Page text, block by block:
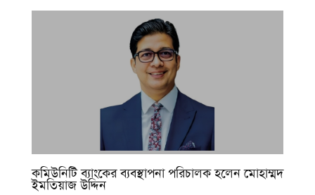
কমিউনিটি ব্যাংকের ব্যবস্থাপনা পরিচালক হলেন মোহাম্মদ
ইমতিয়াজ উদ্দিন